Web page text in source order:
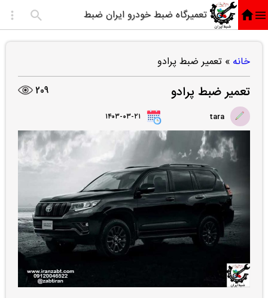
تعمیرگاه ضبط خودرو ایران ضبط
خانه » تعمیر ضبط پرادو
تعمیر ضبط پرادو 209
tara ۱۴۰۳-۰۳-۲۱